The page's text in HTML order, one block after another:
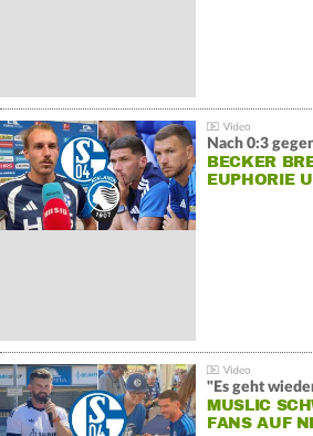
Nach 0:3
BECKER
EUPHORIE
"Es geht
MUSLIC
FANS AUF